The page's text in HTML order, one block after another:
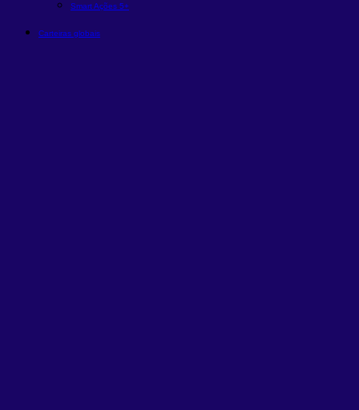
Smart Ações 5+
Carteiras globais